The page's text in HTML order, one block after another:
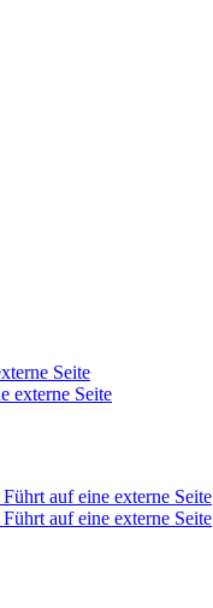
Seite
externe Seite
Führt auf eine externe Seite
Führt auf eine externe Seite